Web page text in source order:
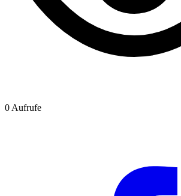
0 Aufrufe